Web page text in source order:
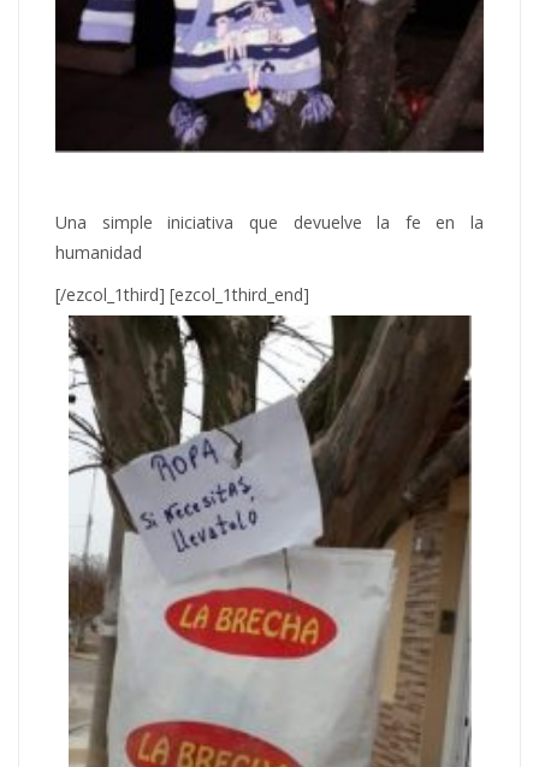
Una simple iniciativa que devuelve la fe en la
humanidad
[/ezcol_1third] [ezcol_1third_end]